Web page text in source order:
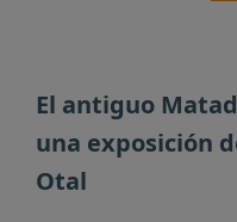
El antiguo
una exposición
Otal